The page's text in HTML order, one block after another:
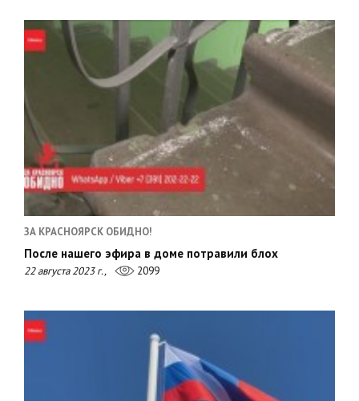
ЗА КРАСНОЯРСК ОБИДНО!
После нашего эфира в доме потравили блох
22 августа 2023 г., 2099